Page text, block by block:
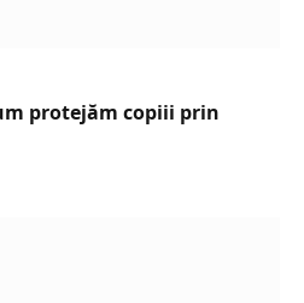
protejăm copiii prin